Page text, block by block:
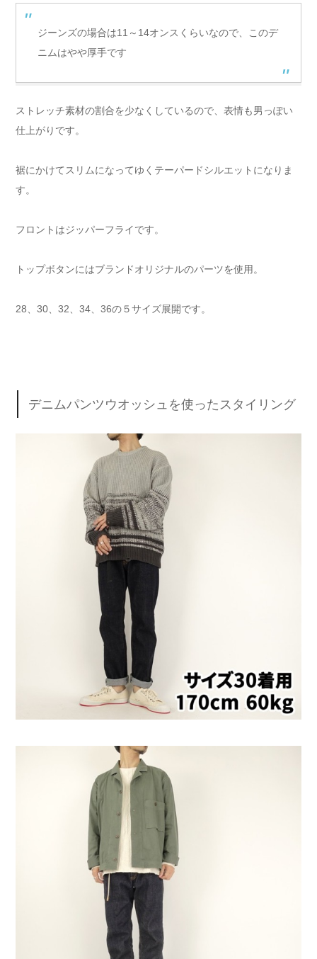
ジーンズの場合は11～14オンスくらいなので、このデ
ニムはやや厚手です
ストレッチ素材の割合を少なくしているので、表情も男っぽい
仕上がりです。
裾にかけてスリムになってゆくテーパードシルエットになりま
す。
フロントはジッパーフライです。
トップボタンにはブランドオリジナルのパーツを使用。
28、30、32、34、36の５サイズ展開です。
デニムパンツウオッシュを使ったスタイリング